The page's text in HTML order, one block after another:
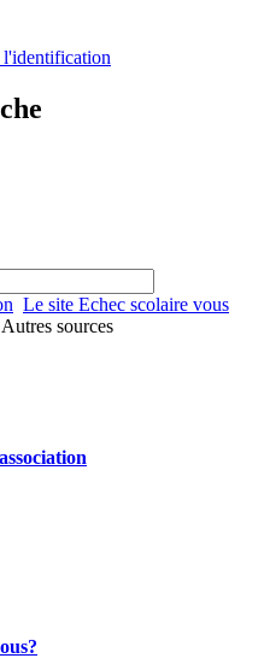
Le site Echec scolaire vous
Autres sources